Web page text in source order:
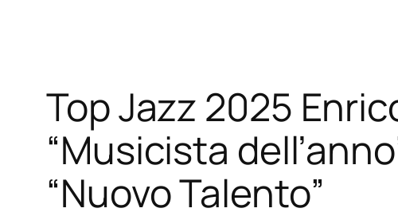
Top Jazz 2025
“Musicista
“Nuovo Talento”